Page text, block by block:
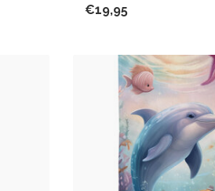
€19,95